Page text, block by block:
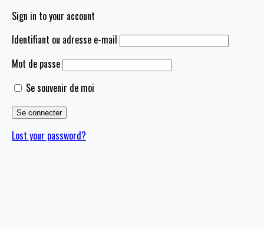
Sign in to your account
Identifiant ou adresse e-mail
Mot de passe
Se souvenir de moi
Lost your password?